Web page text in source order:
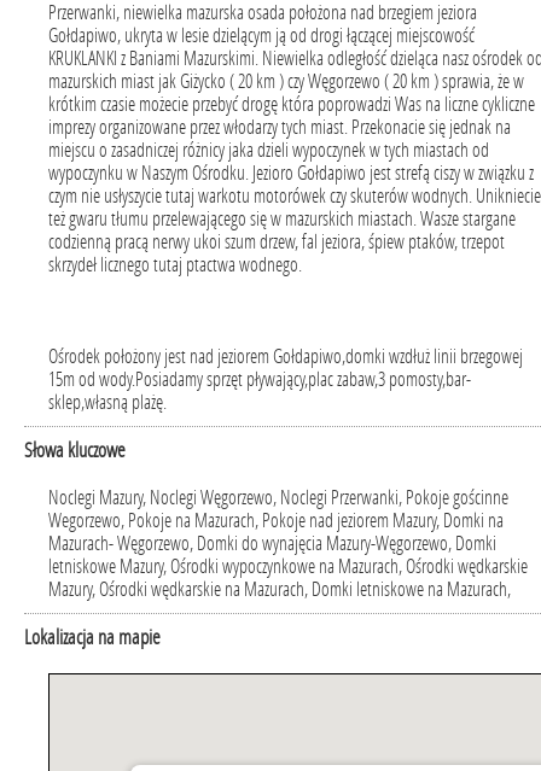
Przerwanki, niewielka mazurska osada położona nad brzegiem jeziora
Gołdapiwo, ukryta w lesie dzielącym ją od drogi łączącej miejscowość
KRUKLANKI z Baniami Mazurskimi. Niewielka odległość dzieląca nasz ośrodek
mazurskich miast jak Giżycko ( 20 km ) czy Węgorzewo ( 20 km ) sprawia, że w
krótkim czasie możecie przebyć drogę która poprowadzi Was na liczne cykliczne
imprezy organizowane przez włodarzy tych miast. Przekonacie się jednak na
miejscu o zasadniczej różnicy jaka dzieli wypoczynek w tych miastach od
wypoczynku w Naszym Ośrodku. Jezioro Gołdapiwo jest strefą ciszy w związku z
czym nie usłyszycie tutaj warkotu motorówek czy skuterów wodnych. Unikniecie
też gwaru tłumu przelewającego się w mazurskich miastach. Wasze stargane
codzienną pracą nerwy ukoi szum drzew, fal jeziora, śpiew ptaków, trzepot
skrzydeł licznego tutaj ptactwa wodnego.
Ośrodek położony jest nad jeziorem Gołdapiwo,domki wzdłuż linii brzegowej
15m od wody.Posiadamy sprzęt pływający,plac zabaw,3 pomosty,bar-
sklep,własną plażę.
Słowa kluczowe
Noclegi Mazury, Noclegi Węgorzewo, Noclegi Przerwanki, Pokoje gościnne
Wegorzewo, Pokoje na Mazurach, Pokoje nad jeziorem Mazury, Domki na
Mazurach- Węgorzewo, Domki do wynajęcia Mazury-Węgorzewo, Domki
letniskowe Mazury, Ośrodki wypoczynkowe na Mazurach, Ośrodki wędkarskie
Mazury, Ośrodki wędkarskie na Mazurach, Domki letniskowe na Mazurach,
Lokalizacja na mapie